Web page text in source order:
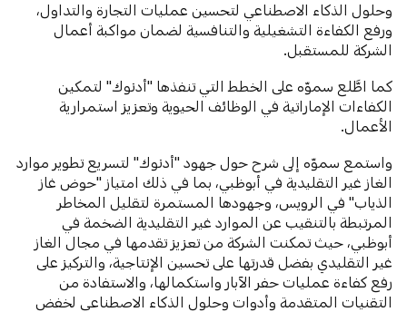
وحلول الذكاء الاصطناعي لتحسين عمليات التجارة والتداول،
ورفع الكفاءة التشغيلية والتنافسية لضمان مواكبة أعمال
الشركة للمستقبل.
كما اطَّلع سموّه على الخطط التي تنفذها "أدنوك" لتمكين
الكفاءات الإماراتية في الوظائف الحيوية وتعزيز استمرارية
الأعمال.
واستمع سموّه إلى شرح حول جهود "أدنوك" لتسريع تطوير موارد
الغاز غير التقليدية في أبوظبي، بما في ذلك امتياز "حوض غاز
الذياب" في الرويس، وجهودها المستمرة لتقليل المخاطر
المرتبطة بالتنقيب عن الموارد غير التقليدية الضخمة في
أبوظبي، حيث تمكنت الشركة من تعزيز تقدمها في مجال الغاز
غير التقليدي بفضل قدرتها على تحسين الإنتاجية، والتركيز على
رفع كفاءة عمليات حفر الآبار واستكمالها، والاستفادة من
التقنيات المتقدمة وأدوات وحلول الذكاء الاصطناعي لخفض